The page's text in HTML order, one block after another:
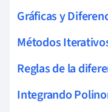
Gráficas y
Métodos
Reglas de la
Integrando